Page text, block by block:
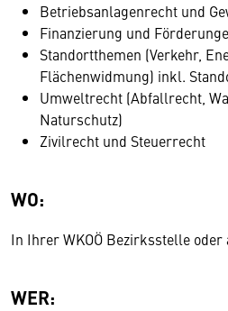
Betriebsanlagenrecht und
Finanzierung und
Standortthemen (Verkehr,
Flächenwidmung) inkl.
Umweltrecht (Abfallrecht,
Naturschutz)
Zivilrecht und Steuerrecht
WO:
In Ihrer WKOÖ Bezirksstelle oder
WER: